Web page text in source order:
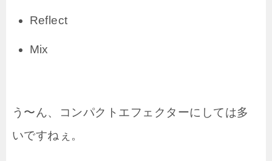
Reflect
Mix
う〜ん、コンパクトエフェクターにしては多
いですねぇ。